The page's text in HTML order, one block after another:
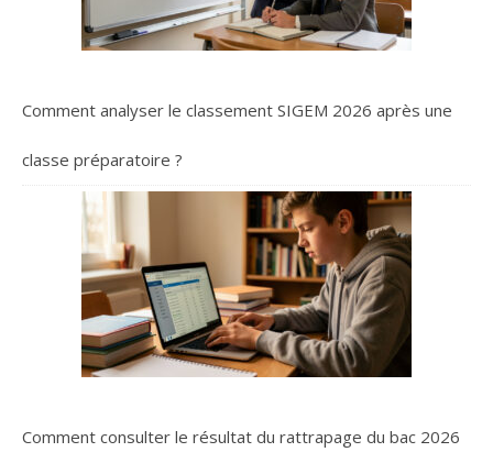
Comment analyser le classement SIGEM 2026 après une
classe préparatoire ?
Comment consulter le résultat du rattrapage du bac 2026